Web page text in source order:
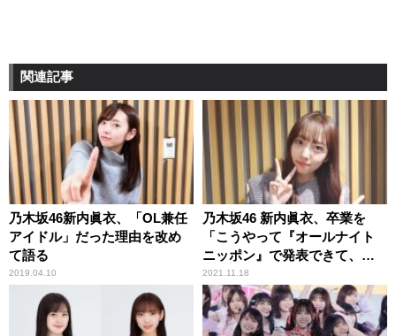
関連記事
乃木坂46新内眞衣、「OL兼任
アイドル」だった理由を改め
て語る
2019.04.10
乃木坂46 新内眞衣、卒業を
「こうやって『オールナイト
ニッポン』で発表できて、す
ごく幸せ」
2021.11.18